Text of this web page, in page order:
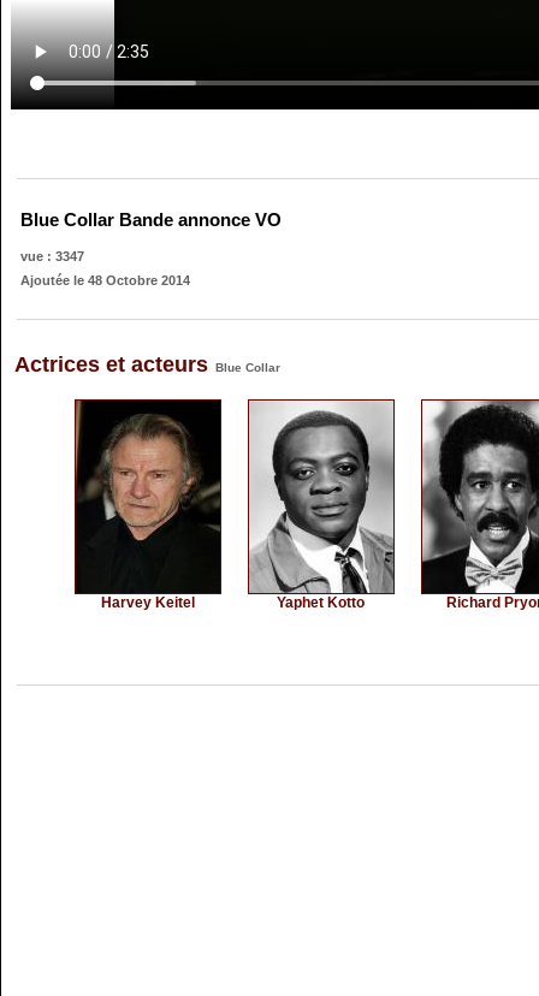
Blue Collar Bande annonce VO
vue : 3347
Ajoutée le 48 Octobre 2014
Actrices et acteurs Blue Collar
Harvey Keitel Yaphet Kotto Richard